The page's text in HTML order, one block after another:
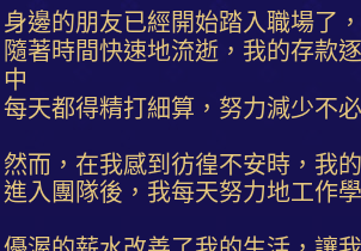
身邊的朋友已經開始踏入職場了
隨著時間快速地流逝，我的存款
中
每天都得精打細算，努力減少不
然而，在我感到彷徨不安時，我
進入團隊後，我每天努力地工作